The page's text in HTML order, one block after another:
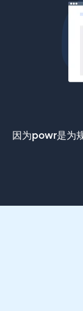
因为powr是为